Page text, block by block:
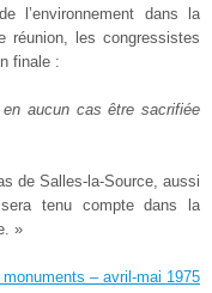
l’environnement dans la
réunion, les congressistes
finale :
aucun cas être sacrifiée
de Salles-la-Source, aussi
sera tenu compte dans la
»
– avril-mai 1975